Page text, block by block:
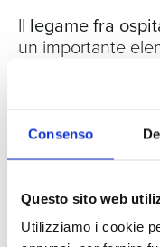
Consenso
Questo sito web
Utilizziamo i cookie
Il legame fra
un importante
del Cabreo, sia
sono circondate
percorsi di
ilPunto Vendita e
Oltre alle
Cabreosono un